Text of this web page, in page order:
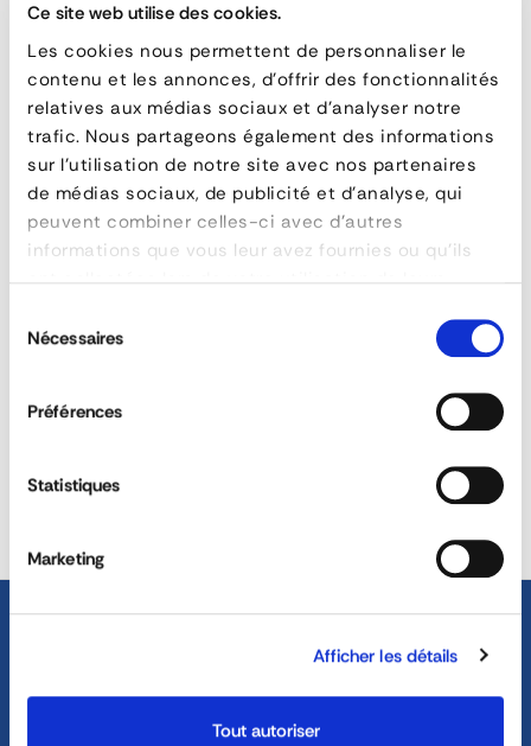
Ce site web utilise des cookies.
Les cookies nous permettent de personnaliser le
contenu et les annonces, d'offrir des fonctionnalités
relatives aux médias sociaux et d'analyser notre
trafic. Nous partageons également des informations
sur l'utilisation de notre site avec nos partenaires
de médias sociaux, de publicité et d'analyse, qui
peuvent combiner celles-ci avec d'autres
informations que vous leur avez fournies ou qu'ils
duNécessaires
Préférences
Statistiques
Marketing
Afficher les détails
Tout autoriser
SQUARE-
BAR:
Square
Steel
Telescopic
reference42680 12 GDI 19 M
materialSteel
longueur2150 à 2550 mm
QUESTIONS & ANSWERS
Can the lashing bars be customised?
40 YEARS EXPERIENCE AT
DEDICATED SALES TEAM